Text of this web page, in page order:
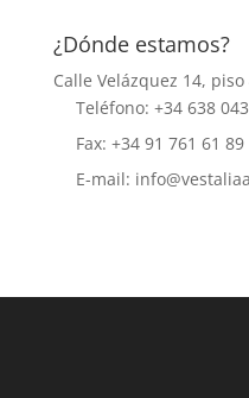
¿Dónde estamos?
Calle Velázquez 14,
Teléfono: +34 638
Fax: +34 91 761 61 89
E-mail: